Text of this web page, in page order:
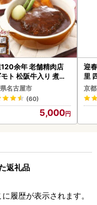
余年 老舗精肉店
ト 松阪牛入り 煮込
ンバーグ 110g×4枚
お取り寄せ グルメ ハ
グ 冷凍
名古屋市
(60)
5,000
迎
里
京
返礼品
履歴が表示されます。